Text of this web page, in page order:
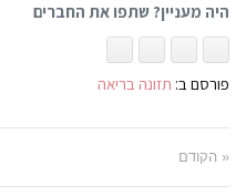
היה מעניין? שתפו את החברים
פורסם ב: תזונה בריאה
« הקודם